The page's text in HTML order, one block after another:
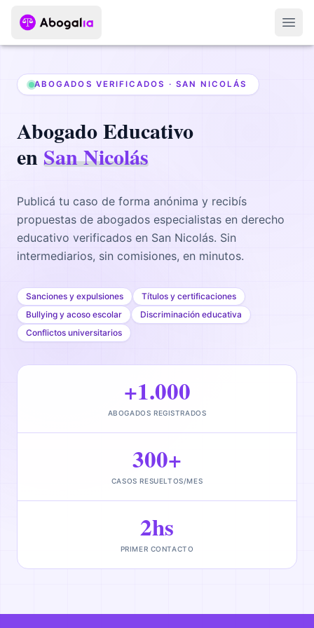
ABOGADOS VERIFICADOS · SAN NICOLÁS
AbogadoEducativo
enSan Nicolás
Publicá tu caso de forma anónima y recibís
propuestas de abogados especialistas en derecho
educativo verificados en San Nicolás. Sin
intermediarios, sin comisiones, en minutos.
Sanciones y expulsiones
Títulos y certificaciones
Bullying y acoso escolar
Discriminación educativa
Conflictos universitarios
+1.000
ABOGADOS REGISTRADOS
300+
CASOS RESUELTOS/MES
2hs
PRIMER CONTACTO